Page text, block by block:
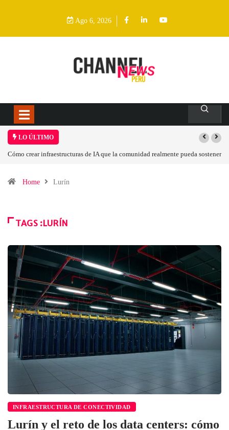
Ago 6, 2026
LO ÚLTIMO
Las tarjetas gráficas RDNA 5 ya están en fase avanzada de desarrollo
Home Lurín
TAGS :LURÍN
INFRAESTRUCTURA DE CONECTIVIDAD
Lurín y el reto de los data centers: cómo